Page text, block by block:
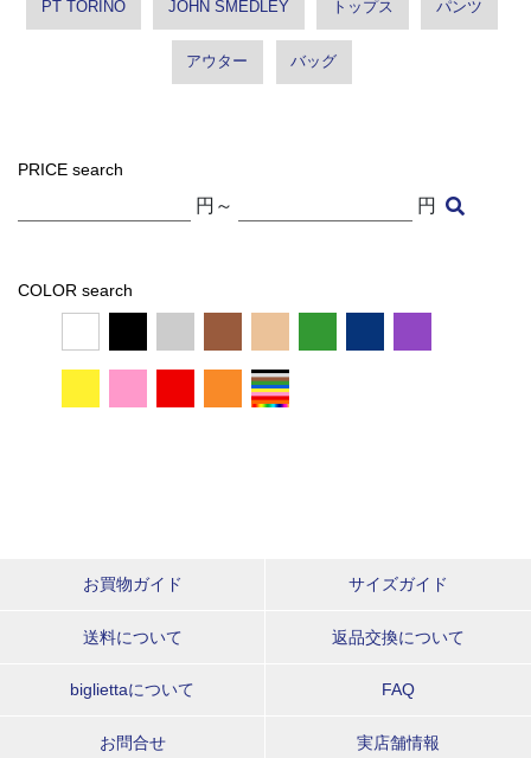
PT TORINO JOHN SMEDLEY トップス パンツ
アウター バッグ
PRICE search
円～ 円
COLOR search
お買物ガイド サイズガイド
送料について 返品交換について
bigliettaについて FAQ
お問合せ 実店舗情報